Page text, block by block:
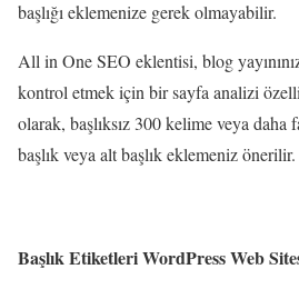
başlığı eklemenize gerek olmayabilir.
All in One SEO eklentisi, blog
kontrol etmek için bir sayfa analizi
olarak, başlıksız 300 kelime veya
başlık veya alt başlık eklemeniz önerilir.
Başlık Etiketleri WordPress Web